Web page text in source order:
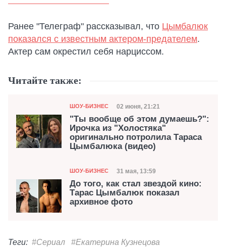
Ранее "Телеграф" рассказывал, что Цымбалюк
показался с известным актером-предателем.
Актер сам окрестил себя нарциссом.
Читайте также:
Категория
ШОУ-БИЗНЕС Дата публикации
02 июня, 21:21
"Ты вообще об этом думаешь?":
Ирочка из "Холостяка"
оригинально потролила Тараса
Цымбалюка (видео)
Категория
ШОУ-БИЗНЕС Дата публикации
31 мая, 13:59
До того, как стал звездой кино:
Тарас Цымбалюк показал
архивное фото
Теги: #Сериал
#Екатерина Кузнецова